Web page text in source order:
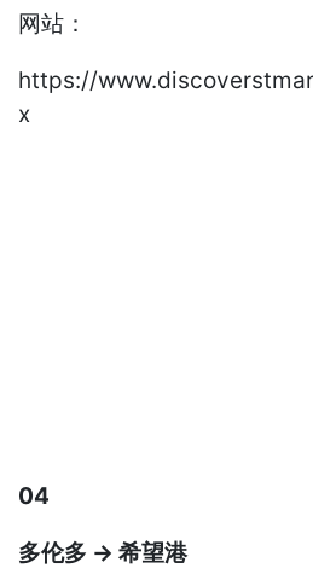
网站：
https://
x
04
多伦多 → 希望港